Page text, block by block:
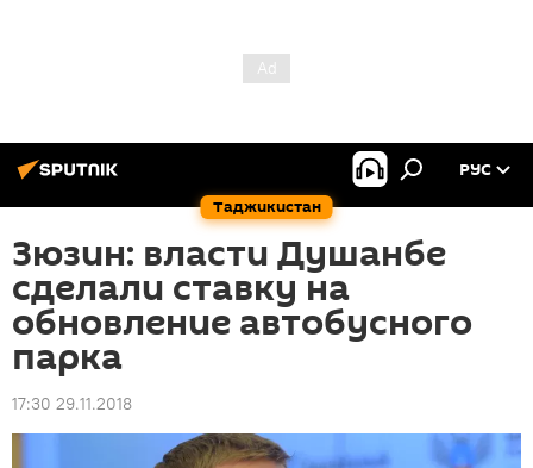
Таджикистан
РУС
Зюзин: власти Душанбе
сделали ставку на
обновление автобусного
парка
17:30 29.11.2018